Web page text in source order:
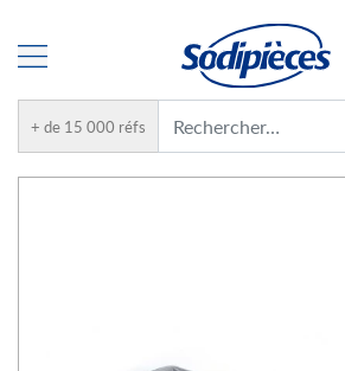
+ de 15 000 réfs